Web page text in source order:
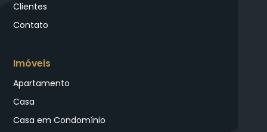
Clientes
Contato
Imóveis
Apartamento
Casa
Casa em Condomínio